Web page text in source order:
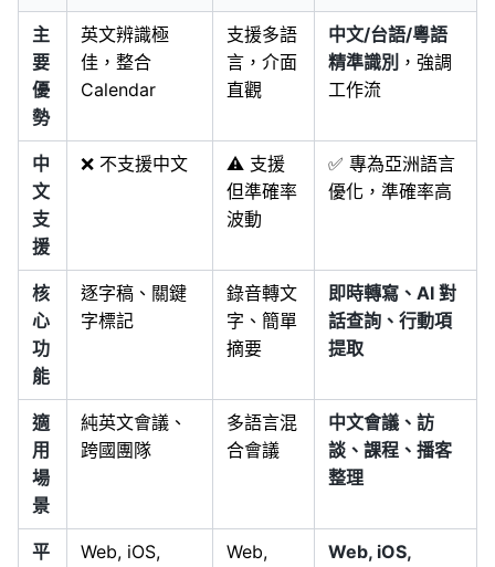
主
要
優
勢
英文辨識極
佳，整合
Calendar
支援多語
言，介面
直觀
中文/台語/粵語
精準識別 ，強調
工作流
中
文
支
援
❌ 不支援中文
⚠️ 支援
但準確率
波動
✅ 專為亞洲語言
優化，準確率高
核
心
功
能
逐字稿、關鍵
字標記
錄音轉文
字、簡單
摘要
即時轉寫、AI 對
話查詢、行動項
提取
適
用
場
景
純英文會議、
跨國團隊
多語言混
合會議
中文會議、訪
談、課程、播客
整理
平
Web, iOS,
Web,
Web, iOS,